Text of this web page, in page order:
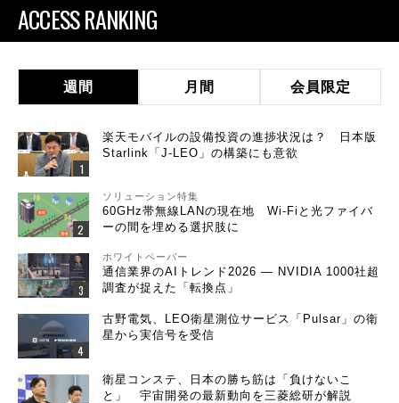
ACCESS RANKING
週間 月間 会員限定
楽天モバイルの設備投資の進捗状況は？ 日本版
Starlink「J-LEO」の構築にも意欲
ソリューション特集
60GHz帯無線LANの現在地 Wi-Fiと光ファイバ
ーの間を埋める選択肢に
ホワイトペーパー
通信業界のAIトレンド2026 ― NVIDIA 1000社超
調査が捉えた「転換点」
古野電気、LEO衛星測位サービス「Pulsar」の衛
星から実信号を受信
衛星コンステ、日本の勝ち筋は「負けないこ
と」 宇宙開発の最新動向を三菱総研が解説